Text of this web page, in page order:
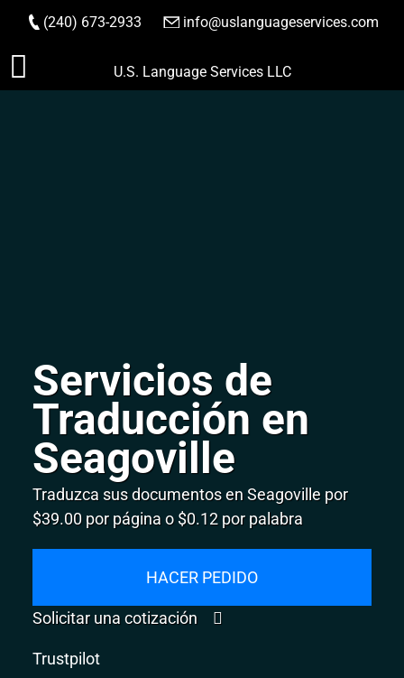
Saltar
(240) 673-2933 info@uslanguageservices.com
HACER PEDIDO
U.S. Language Services LLC
Servicios de
Traducción en
Seagoville
Traduzca sus documentos en Seagoville por
$39.00 por página o $0.12 por palabra
HACER PEDIDO
Solicitar una cotización
Trustpilot